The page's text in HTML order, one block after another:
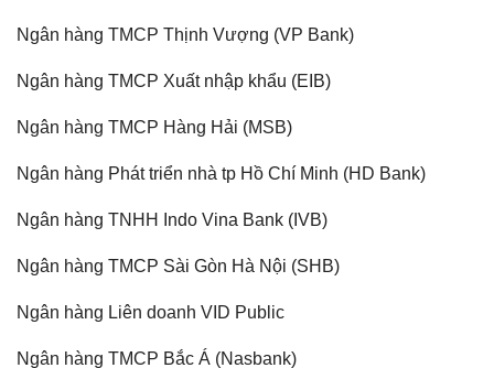
Ngân hàng TMCP Thịnh Vượng (VP Bank)
Ngân hàng TMCP Xuất nhập khẩu (EIB)
Ngân hàng TMCP Hàng Hải (MSB)
Ngân hàng Phát triển nhà tp Hồ Chí Minh (HD Bank)
Ngân hàng TNHH Indo Vina Bank (IVB)
Ngân hàng TMCP Sài Gòn Hà Nội (SHB)
Ngân hàng Liên doanh VID Public
Ngân hàng TMCP Bắc Á (Nasbank)